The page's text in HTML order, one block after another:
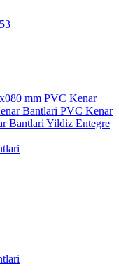
mm PVC Kenar
Bantlari PVC Kenar
Bantlari Yildiz Entegre